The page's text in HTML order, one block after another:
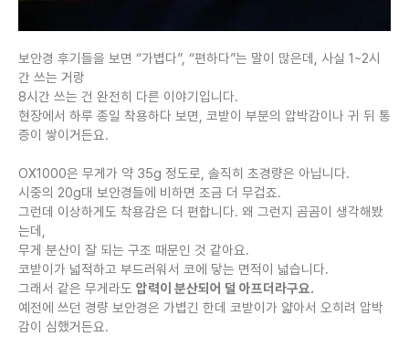
보안경 후기들을 보면 “가볍다”, “편하다”는 말이 많은데, 사실 1~2시
간 쓰는 거랑
8시간 쓰는 건 완전히 다른 이야기입니다.
현장에서 하루 종일 착용하다 보면, 코받이 부분의 압박감이나 귀 뒤 통
증이 쌓이거든요.
OX1000은 무게가 약 35g 정도로, 솔직히 초경량은 아닙니다.
시중의 20g대 보안경들에 비하면 조금 더 무겁죠.
그런데 이상하게도 착용감은 더 편합니다. 왜 그런지 곰곰이 생각해봤
는데,
무게 분산이 잘 되는 구조 때문인 것 같아요.
코받이가 넓적하고 부드러워서 코에 닿는 면적이 넓습니다.
그래서 같은 무게라도 압력이 분산되어 덜 아프더라구요.
예전에 쓰던 경량 보안경은 가볍긴 한데 코받이가 얇아서 오히려 압박
감이 심했거든요.